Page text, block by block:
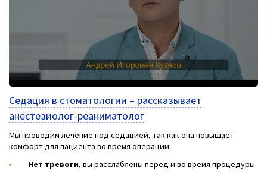
Мы проводим лечение под седацией, так как она повышает
комфорт для пациента во время операции:
Нет тревоги, вы расслаблены перед и во время процедуры.
Седация в стоматологии – рассказывает
анестезиолог-реаниматолог